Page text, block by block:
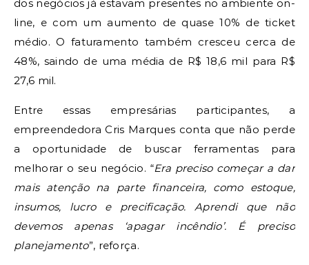
dos negócios já estavam presentes no ambiente on-
line, e com um aumento de quase 10% de ticket
médio. O faturamento também cresceu cerca de
48%, saindo de uma média de R$ 18,6 mil para R$
27,6 mil.
Entre essas empresárias participantes, a
empreendedora Cris Marques conta que não perde
a oportunidade de buscar ferramentas para
melhorar o seu negócio. “Era preciso começar a dar
mais atenção na parte financeira, como estoque,
insumos, lucro e precificação. Aprendi que não
devemos apenas ‘apagar incêndio’. É preciso
planejamento”, reforça.